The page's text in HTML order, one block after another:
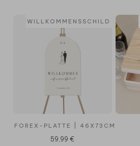
WILLKOMMENSSCHILD
FOREX-PLATTE | 46X73CM
59,99 €